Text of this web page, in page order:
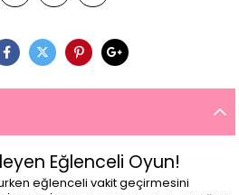
Eğlenceli Oyun!
eğlenceli vakit geçirmesini